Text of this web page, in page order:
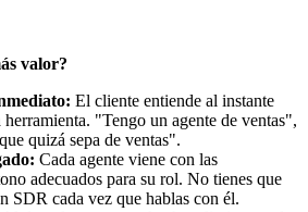
valor?
El cliente entiende al instante
herramienta. "Tengo un agente de ventas",
quizá sepa de ventas".
Cada agente viene con las
adecuados para su rol. No tienes que
SDR cada vez que hablas con él.